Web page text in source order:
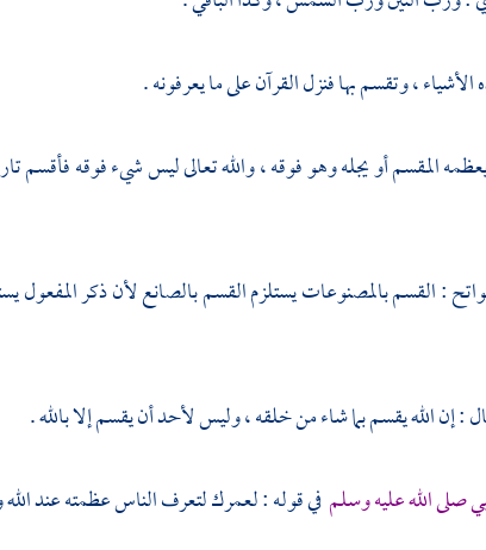
، وتقسم بها فنزل القرآن على ما يعرفونه .
المقسم أو يجله وهو فوقه ، والله تعالى ليس شيء فوقه فأقسم
: القسم بالمصنوعات يستلزم القسم بالصانع لأن ذكر المفعول
: إن الله يقسم بما شاء من خلقه ، وليس لأحد أن يقسم إلا بالله .
صلى الله عليه وسلمفي قوله : لعمرك لتعرف الناس عظمته عند الله